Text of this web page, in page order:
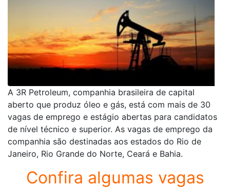
A 3R Petroleum, companhia brasileira de capital
aberto que produz óleo e gás, está com mais de 30
vagas de emprego e estágio abertas para candidatos
de nível técnico e superior. As vagas de emprego da
companhia são destinadas aos estados do Rio de
Janeiro, Rio Grande do Norte, Ceará e Bahia.
Confira algumas vagas